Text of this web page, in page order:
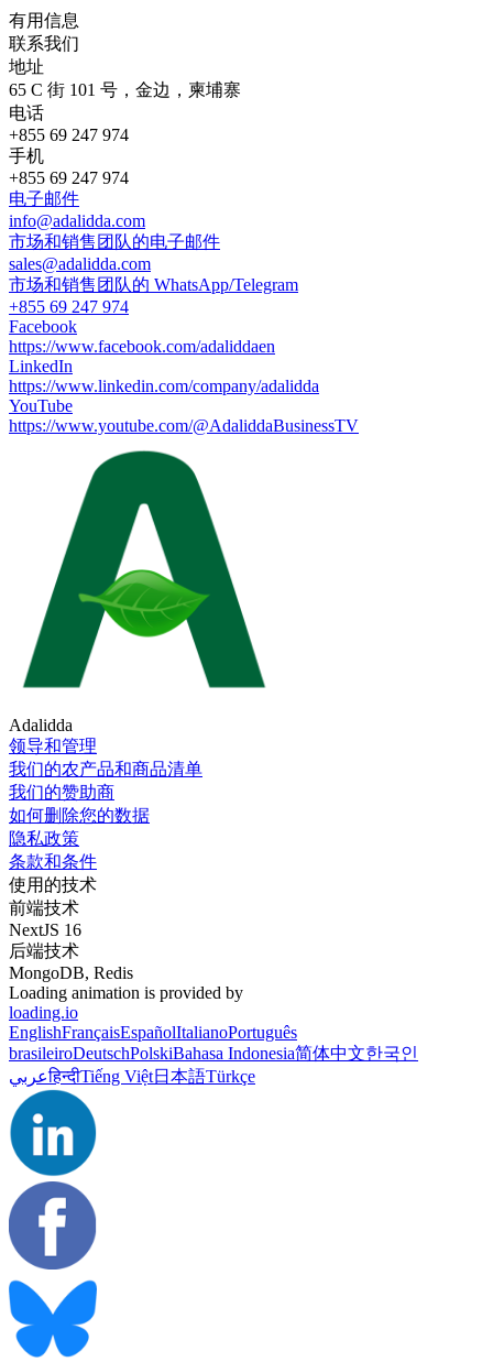
有用信息
联系我们
地址
65 C 街 101 号，金边，柬埔寨
电话
+855 69 247 974
手机
+855 69 247 974
电子邮件
info@adalidda.com
市场和销售团队的电子邮件
sales@adalidda.com
市场和销售团队的 WhatsApp/Telegram
+855 69 247 974
Facebook
https://www.facebook.com/adaliddaen
LinkedIn
https://www.linkedin.com/company/adalidda
YouTube
https://www.youtube.com/@AdaliddaBusinessTV
Adalidda
领导和管理
我们的农产品和商品清单
我们的赞助商
如何删除您的数据
隐私政策
条款和条件
使用的技术
前端技术
NextJS 16
后端技术
MongoDB, Redis
Loading animation is provided by
loading.io
EnglishFrançaisEspañolItalianoPortuguês
brasileiroDeutschPolskiBahasa Indonesia简体中文한국인
عربيहिन्दीTiếng Việt日本語Türkçe